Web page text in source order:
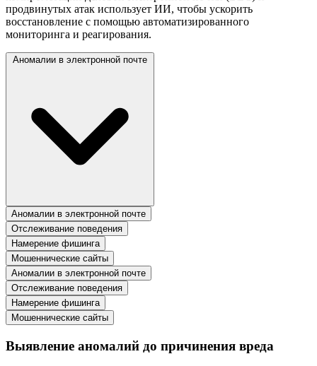
продвинутых атак использует ИИ, чтобы ускорить
восстановление с помощью автоматизированного
мониторинга и реагирования.
Аномалии в электронной почте
Аномалии в электронной почте
Отслеживание поведения
Намерение фишинга
Мошеннические сайты
Аномалии в электронной почте
Отслеживание поведения
Намерение фишинга
Мошеннические сайты
Выявление аномалий до причинения вреда